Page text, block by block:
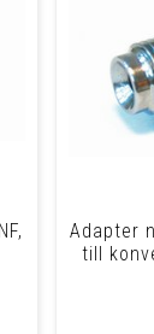
Adapter
till